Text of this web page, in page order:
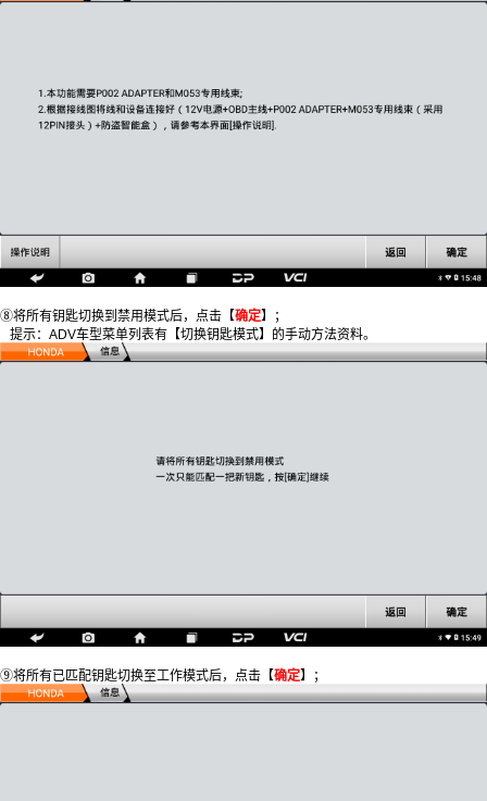
⑧将所有钥匙切换到禁用模式后，点击【确定】；
提示：ADV车型菜单列表有【切换钥匙模式】的手动方法资料。
⑨将所有已匹配钥匙切换至工作模式后，点击【确定】；